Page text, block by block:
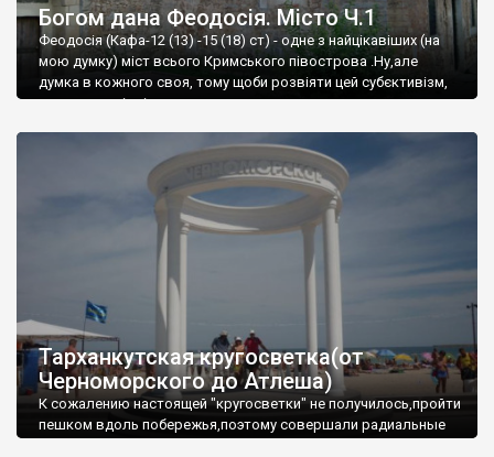
Богом дана Феодосія. Місто Ч.1
Феодосія (Кафа-12 (13) -15 (18) ст) - одне з найцікавіших (на
мою думку) міст всього Кримського півострова .Ну,але
думка в кожного своя, тому щоби розвіяти цей субєктивізм,
запрошую відвідати це
Тарханкутская кругосветка(от
Черноморского до Атлеша)
К сожалению настоящей "кругосветки" не получилось,пройти
пешком вдоль побережья,поэтому совершали радиальные